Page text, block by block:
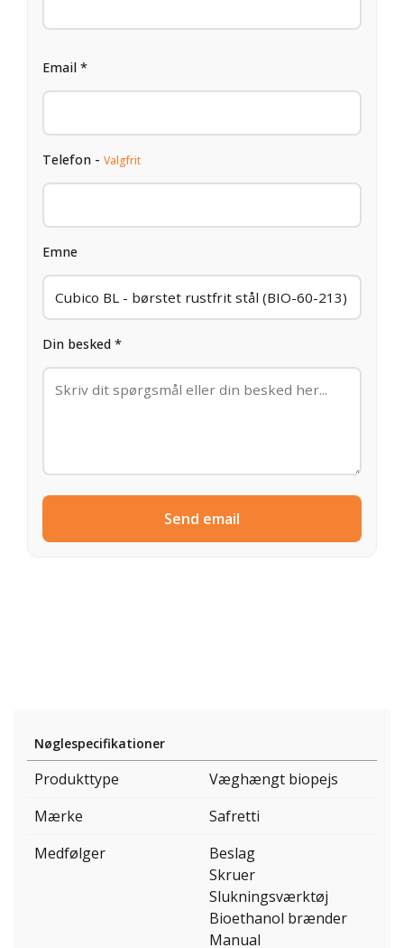
Email *
Telefon - Valgfrit
Emne
Din besked *
Send email
Nøglespecifikationer
Produkttype
Væghængt biopejs
Mærke
Safretti
Medfølger
Beslag
Skruer
Slukningsværktøj
Bioethanol brænder
Manual